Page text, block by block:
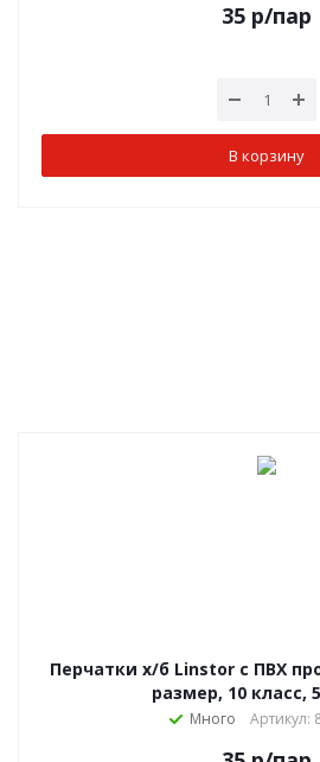
35 р/пар
В корзину
Перчатки х/б Linstor с ПВХ
размер, 10 класс,
Много Артикул: